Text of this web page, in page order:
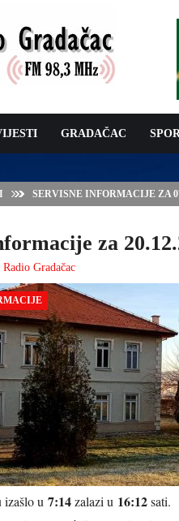
GRADAČAC
VLADA TK – POTPISAN
GRADAČCA
za
Radio Gradačac
izašlo u 7:14zalazi u 16:12sati.